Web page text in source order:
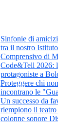
Sinfonie di
tra il nostro
Comprensivo di
Code&Tell 2026:
protagoniste a
Proteggere chi
incontrano le
Un successo da
riempiono il teatro
colonne sonore